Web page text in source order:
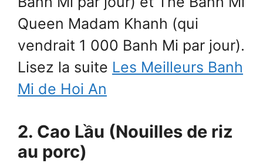
Queen Madam Khanh (qui
vendrait 1 000 Banh Mi par jour).
Lisez la suite Les Meilleurs Banh
Mi de Hoi An
2. Cao Lầu (Nouilles de riz
au porc)